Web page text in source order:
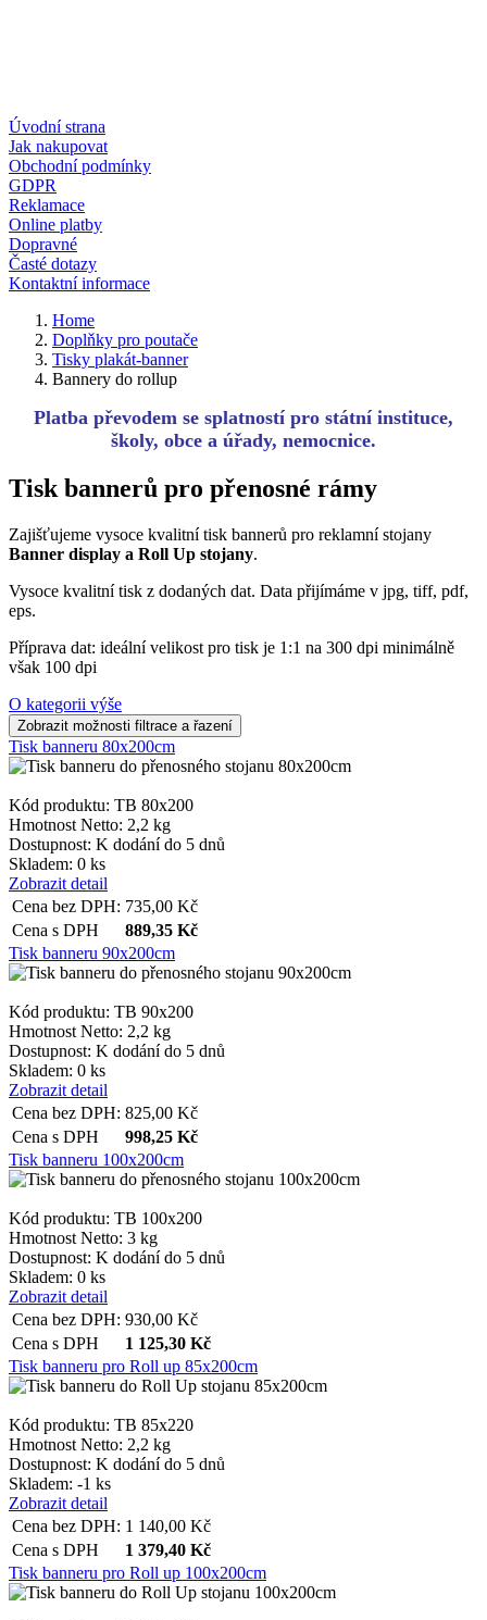
Úvodní strana
Jak nakupovat
Obchodní podmínky
GDPR
Reklamace
Online platby
Dopravné
Časté dotazy
Kontaktní informace
Home
Doplňky pro poutače
Tisky plakát-banner
Bannery do rollup
Platba převodem se splatností pro státní instituce,
školy, obce a úřady, nemocnice.
Tisk bannerů pro přenosné rámy
Zajišťujeme vysoce kvalitní tisk bannerů pro reklamní stojany
Banner display a Roll Up stojany.
Vysoce kvalitní tisk z dodaných dat. Data přijímáme v jpg, tiff, pdf,
eps.
Příprava dat: ideální velikost pro tisk je 1:1 na 300 dpi minimálně
však 100 dpi
O kategorii výše
Tisk banneru 80x200cm
Kód produktu: TB 80x200
Hmotnost Netto: 2,2 kg
Dostupnost: K dodání do 5 dnů
Skladem: 0 ks
Zobrazit detail
Cena bez DPH: 735,00 Kč
Cena s DPH
889,35 Kč
Tisk banneru 90x200cm
Kód produktu: TB 90x200
Hmotnost Netto: 2,2 kg
Dostupnost: K dodání do 5 dnů
Skladem: 0 ks
Zobrazit detail
Cena bez DPH: 825,00 Kč
Cena s DPH
998,25 Kč
Tisk banneru 100x200cm
Kód produktu: TB 100x200
Hmotnost Netto: 3 kg
Dostupnost: K dodání do 5 dnů
Skladem: 0 ks
Zobrazit detail
Cena bez DPH: 930,00 Kč
Cena s DPH
1 125,30 Kč
Tisk banneru pro Roll up 85x200cm
Kód produktu: TB 85x220
Hmotnost Netto: 2,2 kg
Dostupnost: K dodání do 5 dnů
Skladem: -1 ks
Zobrazit detail
Cena bez DPH: 1 140,00 Kč
Cena s DPH
1 379,40 Kč
Tisk banneru pro Roll up 100x200cm